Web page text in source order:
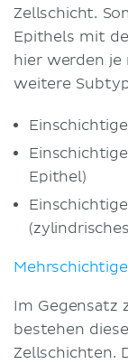
Zellschicht.
Epithels mit
hier werden je
weitere
Epithel)
Im Gegensatz
bestehen
Zellschichten.